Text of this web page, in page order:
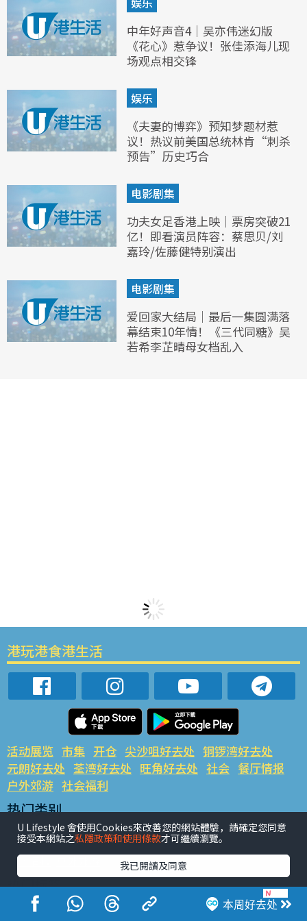
中年好声音4｜吴亦伟迷幻版
《花心》惹争议！张佳添海儿现
场观点相交锋
娱乐
《夫妻的博弈》预知梦题材惹
议！热议前美国总统林肯“刺杀
预告”历史巧合
电影剧集
功夫女足香港上映｜票房突破21
亿！即看演员阵容：蔡思贝/刘
嘉玲/佐藤健特别演出
电影剧集
爱回家大结局｜最后一集圆满落
幕结束10年情！《三代同糖》吴
若希李芷晴母女档乱入
本周好去处
港玩港食港生活
活动展览 市集 开仓 尖沙咀好去处 铜锣湾好去处
元朗好去处 荃湾好去处 旺角好去处 社会 餐厅情报
户外郊游 社会福利
热门类别
网民热话 活动展览 市集 开仓 尖沙咀好去处
铜锣湾好去处 元朗好去处 荃湾好去处 旺角好去处
餐厅情报
热门标签
#UGO揾好去处 #人气活动推介
#美食社群热话
U Lifestyle 會使用Cookies來改善您的網站體驗，請確定您同意
接受本網站之私隱政策和使用條款才可繼續瀏覽。
我已閱讀及同意